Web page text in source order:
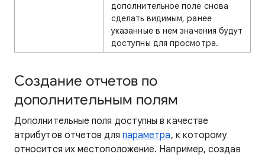
дополнительное поле снова
сделать видимым, ранее
указанные в нем значения будут
доступны для просмотра.
Создание отчетов по
дополнительным полям
Дополнительные поля доступны в качестве
атрибутов отчетов для параметра, к которому
относится их местоположение. Например, создав